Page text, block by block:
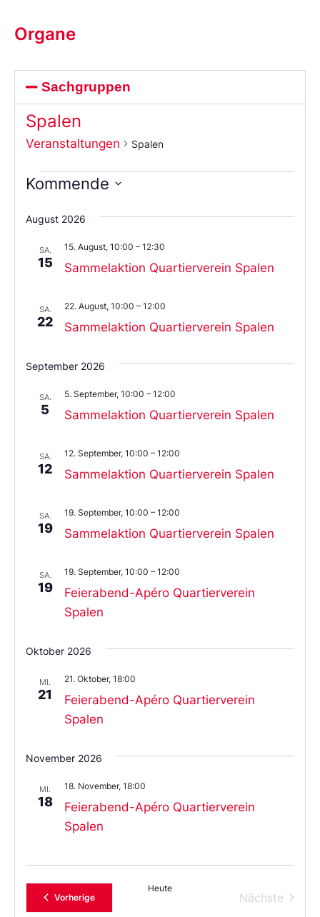
Organe
Sachgruppen
Spalen
Veranstaltungen Spalen
Kommende
Sie
das
aus.
August 2026
SA.
15 Sammelaktion Quartierverein Spalen
15. August, 10:00 – 12:30
SA.
22 Sammelaktion Quartierverein Spalen
22. August, 10:00 – 12:00
September 2026
SA.
5 Sammelaktion Quartierverein Spalen
5. September, 10:00 – 12:00
SA.
12 Sammelaktion Quartierverein Spalen
12. September, 10:00 – 12:00
SA.
19 Sammelaktion Quartierverein Spalen
19. September, 10:00 – 12:00
SA.
19
Feierabend-Apéro Quartierverein
Spalen
19. September, 10:00 – 12:00
Oktober 2026
MI.
21
Feierabend-Apéro Quartierverein
Spalen
21. Oktober, 18:00
November 2026
MI.
18
Feierabend-Apéro Quartierverein
Spalen
18. November, 18:00
VorherigeVeranstaltungen
Heute
Nächste